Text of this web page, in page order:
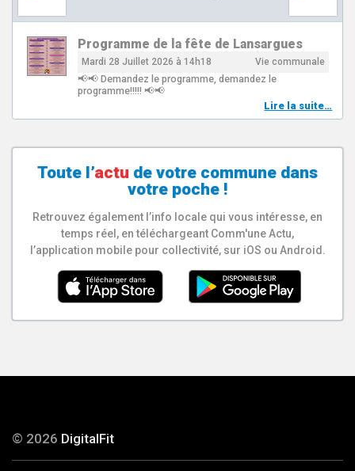
Programme de la fête de Lansargues
Mardi 28 Juillet 2026 à 14h18 Vie communale
📢📢 Demandez le programme, demandez le
programme!!!!! 📢📢
Lire la suite…
Toute l’actu de votre commune dans
votre poche !
Retrouvez également l’info locale qui vous intéresse, en
temps réel, en téléchargeant Comm'une Actu,
l’application mobile pour collectivité, sur iOS ou Android.
© 2026 DigitalFit